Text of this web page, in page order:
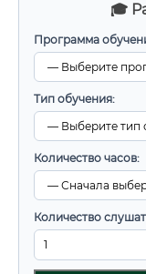
🎓
Программа
Тип обучения:
Количество часов:
Количество